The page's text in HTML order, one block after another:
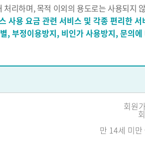
리하며, 목적 이외의 용도로는 사용되지
사용 요금 관련 서비스 및 각종 편리한
, 부정이용방지, 비인가 사용방지, 문의
회원
만 14세 미